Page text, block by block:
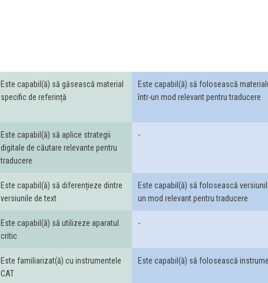
Este capabil(ă) să găsească material
specific de referință
Este capabil(ă) să folosească
într-un mod relevant pentru traducere
Este capabil(ă) să aplice strategii
digitale de căutare relevante pentru
traducere
-
Este capabil(ă) să diferențieze dintre
versiunile de text
Este capabil(ă) să folosească
un mod relevant pentru traducere
Este capabil(ă) să utilizeze aparatul
critic
-
Este familiarizat(ă) cu instrumentele
CAT
Este capabil(ă) să folosească